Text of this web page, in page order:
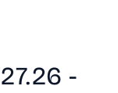
-